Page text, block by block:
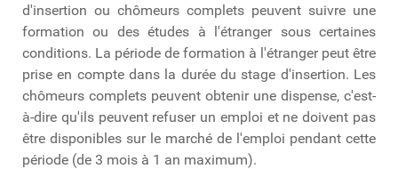
d'insertion ou chômeurs complets peuvent suivre une
formation ou des études à l'étranger sous certaines
conditions. La période de formation à l'étranger peut être
prise en compte dans la durée du stage d'insertion. Les
chômeurs complets peuvent obtenir une dispense, c'est-
à-dire qu'ils peuvent refuser un emploi et ne doivent pas
être disponibles sur le marché de l'emploi pendant cette
période (de 3 mois à 1 an maximum).